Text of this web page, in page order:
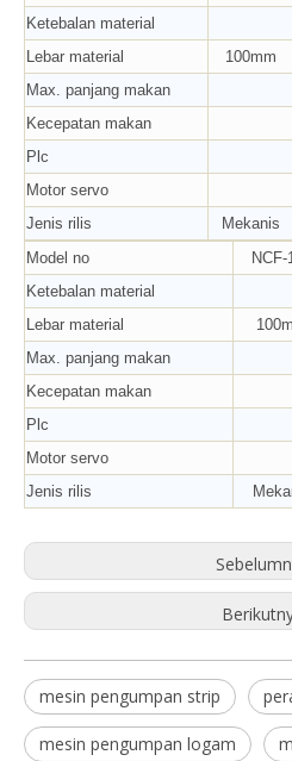
Ketebalan material
Lebar material
100mm
Max. panjang makan
Kecepatan makan
Plc
Motor servo
Jenis rilis
Mekanis
Model no
NCF-
Ketebalan material
Lebar material
Max. panjang makan
Kecepatan makan
Plc
Motor servo
Jenis rilis
mesin pengumpan strip
mesin pengumpan logam